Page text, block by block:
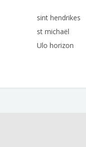
sint hendrikes
st michaël
Ulo horizon